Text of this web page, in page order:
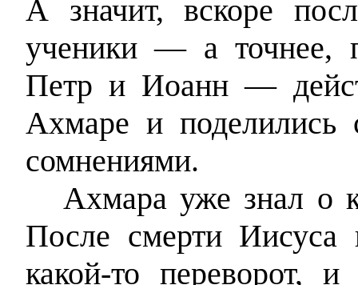
А значит, вскоре
ученики — а точнее,
Петр и Иоанн —
Ахмаре и
сомнениями.
Ахмара уже знал о
После смерти Иисуса
какой-то переворот,